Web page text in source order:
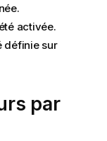
activée.
définie sur
par